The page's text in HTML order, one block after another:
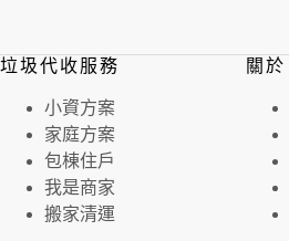
垃圾代收服務
⼩資⽅案
家庭⽅案
包棟住戶
我是商家
搬家清運
關於